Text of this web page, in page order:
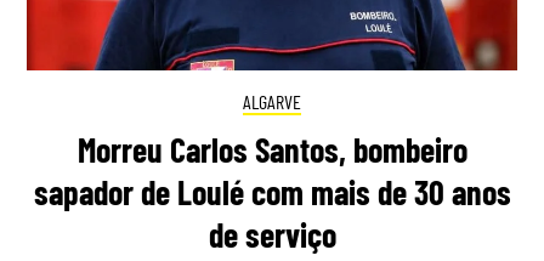
ALGARVE
Morreu Carlos Santos, bombeiro
sapador de Loulé com mais de 30 anos
de serviço